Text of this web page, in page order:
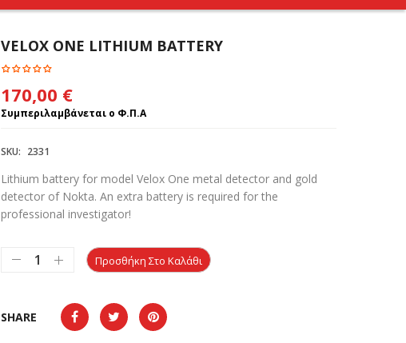
VELOX ONE LITHIUM BATTERY
170,00 €
Συμπεριλαμβάνεται ο Φ.Π.Α
SKU: 2331
Lithium battery for model Velox One metal detector and gold
detector of Nokta. An extra battery is required for the
professional investigator!
Προσθήκη Στο Καλάθι
SHARE